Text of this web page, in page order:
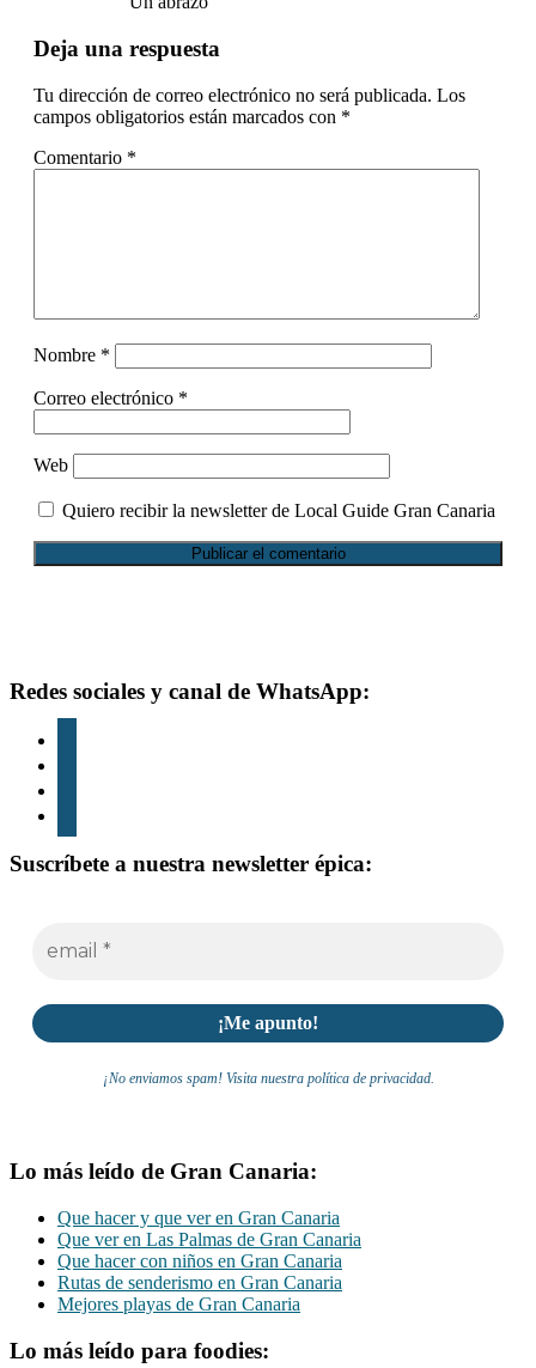
Deja una respuesta
Tu dirección de correo electrónico no será publicada. Los
campos obligatorios están marcados con *
Comentario *
Nombre *
Correo electrónico *
Web
Quiero recibir la newsletter de Local Guide Gran Canaria
Footer
Redes sociales y canal de WhatsApp:
Suscríbete a nuestra newsletter épica:
¡No enviamos spam! Visita nuestra política de privacidad.
Lo más leído de Gran Canaria:
Que hacer y que ver en Gran Canaria
Que ver en Las Palmas de Gran Canaria
Que hacer con niños en Gran Canaria
Rutas de senderismo en Gran Canaria
Mejores playas de Gran Canaria
Lo más leído para foodies: